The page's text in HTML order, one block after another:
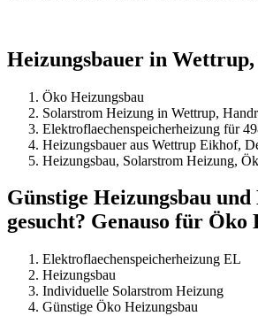
Heizungsbauer in
Öko Heizungsbau
Solarstrom Heizung in Wettrup,
Elektroflaechenspeicherheizung für
Heizungsbauer aus Wettrup Eikhof,
Heizungsbau, Solarstrom Heizung,
Günstige Heizungsbau
gesucht? Genauso für
Elektroflaechenspeicherheizung EL
Heizungsbau
Individuelle Solarstrom Heizung
Günstige Öko Heizungsbau